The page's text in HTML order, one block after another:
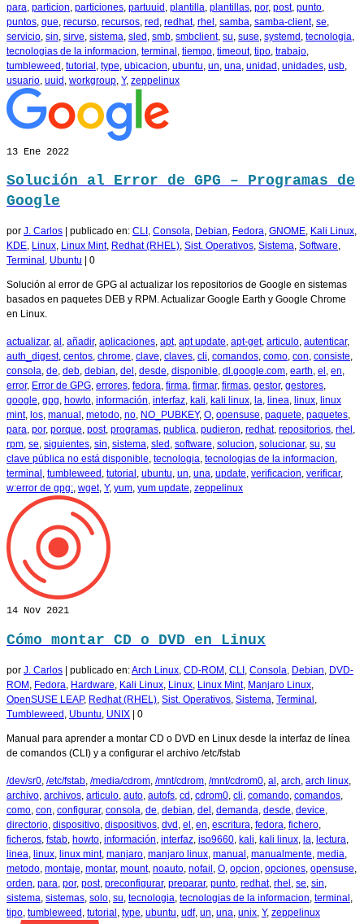
para particion particiones partuuid plantilla plantillas por, post, punto
puntos que recurso recursos red redhat, rhel samba samba-client, se
servicio sin sirve sistema sled smb smbclient, su suse systemd tecnologia
tecnologias de la informacion terminal tiempo timeout, tipo trabajo
tumbleweed tutorial type ubicacion ubuntu un una unidad unidades usb
usuario uuid workgroup Y, zeppelinux
13 Ene 2022
Solución al Error de GPG – Programas de
Google
por J. Carlos publicado en: CLI , Consola, Debian, Fedora, GNOME, Kali Linux,
KDE, Linux, Linux Mint, Redhat (RHEL), Sist. Operativos, Sistema, Software,
Terminal , Ubuntu 0
Solución al error de GPG al actualizar los repositorios de Google en sistemas
basados en paquetes DEB y RPM. Actualizar Google Earth y Google Chrome
en Linux.
actualizar, al , añadir, aplicaciones, apt, apt update, apt-get, articulo, autenticar,
auth_digest, centos, chrome, clave, claves, cli, comandos, como, con, consiste,
consola, de, deb, debian, del , desde, disponible, dl.google.com, earth, el , en,
error, Error de GPG, errores, fedora, firma, firmar, firmas, gestor, gestores,
google, gpg, howto, información, interfaz, kali, kali linux, la, linea, linux, linux
mint, los, manual , metodo, no, NO_PUBKEY, O, opensuse, paquete, paquetes,
para, por, porque, post, programas, publica, pudieron, redhat, repositorios, rhel ,
rpm, se, siguientes, sin, sistema, sled , software, solucion, solucionar, su, su
clave pública no está disponible, tecnologia, tecnologias de la informacion,
terminal , tumbleweed , tutorial , ubuntu, un, una, update, verificacion, verificar,
w:error de gpg:, wget, Y, yum, yum update, zeppelinux
14 Nov 2021
Cómo montar CD o DVD en Linux
por J. Carlos publicado en:Arch Linux, CD-ROM , CLI , Consola, Debian, DVD-
ROM , Fedora, Hardware, Kali Linux, Linux, Linux Mint, Manjaro Linux,
OpenSUSE LEAP, Redhat (RHEL), Sist. Operativos, Sistema, Terminal ,
Tumbleweed , Ubuntu, UNIX 0
Manual para aprender a montar CD o DVD en Linux desde la interfaz de línea
de comandos (CLI) y a configurar el archivo /etc/fstab
/dev/sr0, /etc/fstab, /media/cdrom, /mnt/cdrom, /mnt/cdrom0, al , arch, arch linux,
archivo, archivos, articulo, auto, autofs, cd , cdrom0, cli, comando, comandos,
como, con, configurar, consola, de, debian, del , demanda, desde, device,
directorio, dispositivo, dispositivos, dvd , el , en, escritura, fedora, fichero,
ficheros, fstab, howto, información, interfaz, iso9660, kali, kali linux, la, lectura,
linea, linux, linux mint, manjaro, manjaro linux, manual , manualmente, media,
metodo, montaje, montar, mount, noauto, nofail , O, opcion, opciones, opensuse,
orden, para, por, post, preconfigurar, preparar, punto, redhat, rhel , se, sin,
sistema, sistemas, solo, su, tecnologia, tecnologias de la informacion, terminal ,
tipo, tumbleweed , tutorial , type, ubuntu, udf, un, una, unix, Y, zeppelinux